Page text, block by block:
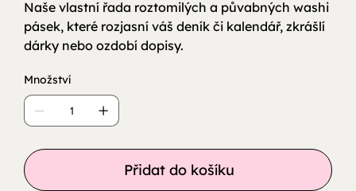
Naše vlastní řada roztomilých a půvabných washi
pásek, které rozjasní váš deník či kalendář, zkrášlí
dárky nebo ozdobí dopisy.
Množství
Přidat do košíku